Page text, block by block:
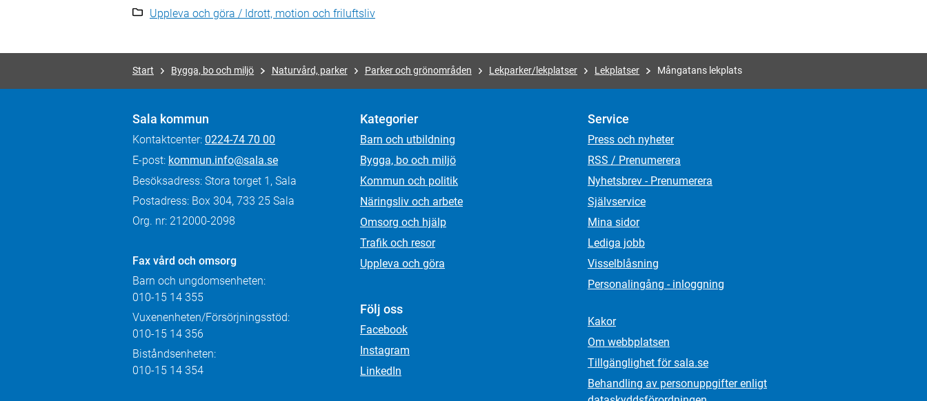
Uppleva och göra / Idrott, motion och friluftsliv
Start Bygga, bo och miljö Naturvård, parker Parker och grönområden Lekparker/lekplatser Lekplatser Mångatans lekplats
Sala kommun
Kontaktcenter: 0224-74 70 00
E-post: kommun.info@sala.se
Besöksadress: Stora torget 1, Sala
Postadress: Box 304, 733 25 Sala
Org. nr: 212000-2098
Fax vård och omsorg
Barn och ungdomsenheten:
010-15 14 355
Vuxenenheten/Försörjningsstöd:
010-15 14 356
Biståndsenheten:
010-15 14 354
Kategorier
Barn och utbildning
Bygga, bo och miljö
Kommun och politik
Näringsliv och arbete
Omsorg och hjälp
Trafik och resor
Uppleva och göra
Följ oss
Facebook
Instagram
LinkedIn
Service
Press och nyheter
RSS / Prenumerera
Nyhetsbrev - Prenumerera
Självservice
Mina sidor
Lediga jobb
Visselblåsning
Personalingång - inloggning
Kakor
Om webbplatsen
Tillgänglighet för sala.se
Behandling av personuppgifter enligt